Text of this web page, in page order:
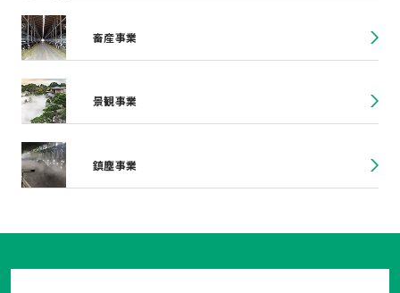
畜産事業
景観事業
鎮塵事業